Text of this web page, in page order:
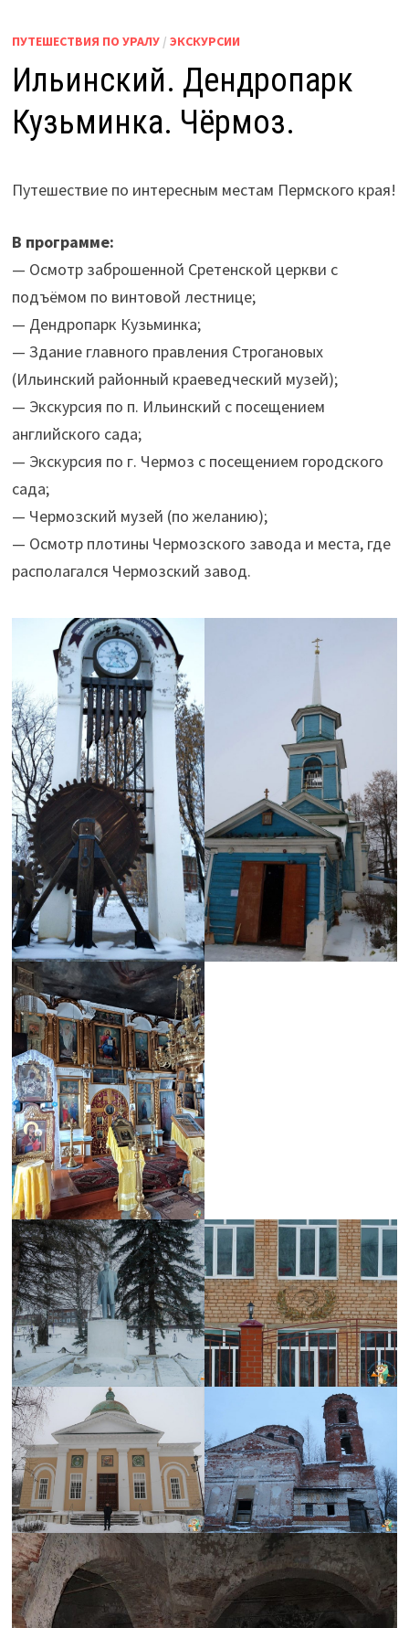
ПУТЕШЕСТВИЯ ПО УРАЛУ/ ЭКСКУРСИИ
Ильинский. Дендропарк
Кузьминка. Чёрмоз.
Путешествие по интересным местам Пермского края!
В программе:
— Осмотр заброшенной Сретенской церкви с
подъёмом по винтовой лестнице;
— Дендропарк Кузьминка;
— Здание главного правления Строгановых
(Ильинский районный краеведческий музей);
— Экскурсия по п. Ильинский с посещением
английского сада;
— Экскурсия по г. Чермоз с посещением городского
сада;
— Чермозский музей (по желанию);
— Осмотр плотины Чермозского завода и места, где
располагался Чермозский завод.